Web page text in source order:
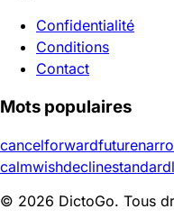
Confidentialité
Conditions
Contact
Mots populaires
cancelforwardfuture
calmwishdeclinestandard
© 2026 DictoGo. Tous